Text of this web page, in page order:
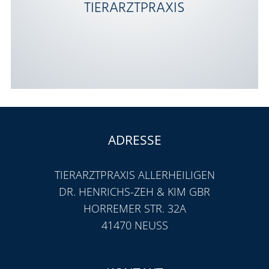
TIERARZTPRAXIS
In einem hundefreien
ADRESSE
TIERARZTPRAXIS ALLERHEILIGEN
DR. HENRICHS-ZEH & KIM GBR
HORREMER STR. 32A
41470 NEUSS